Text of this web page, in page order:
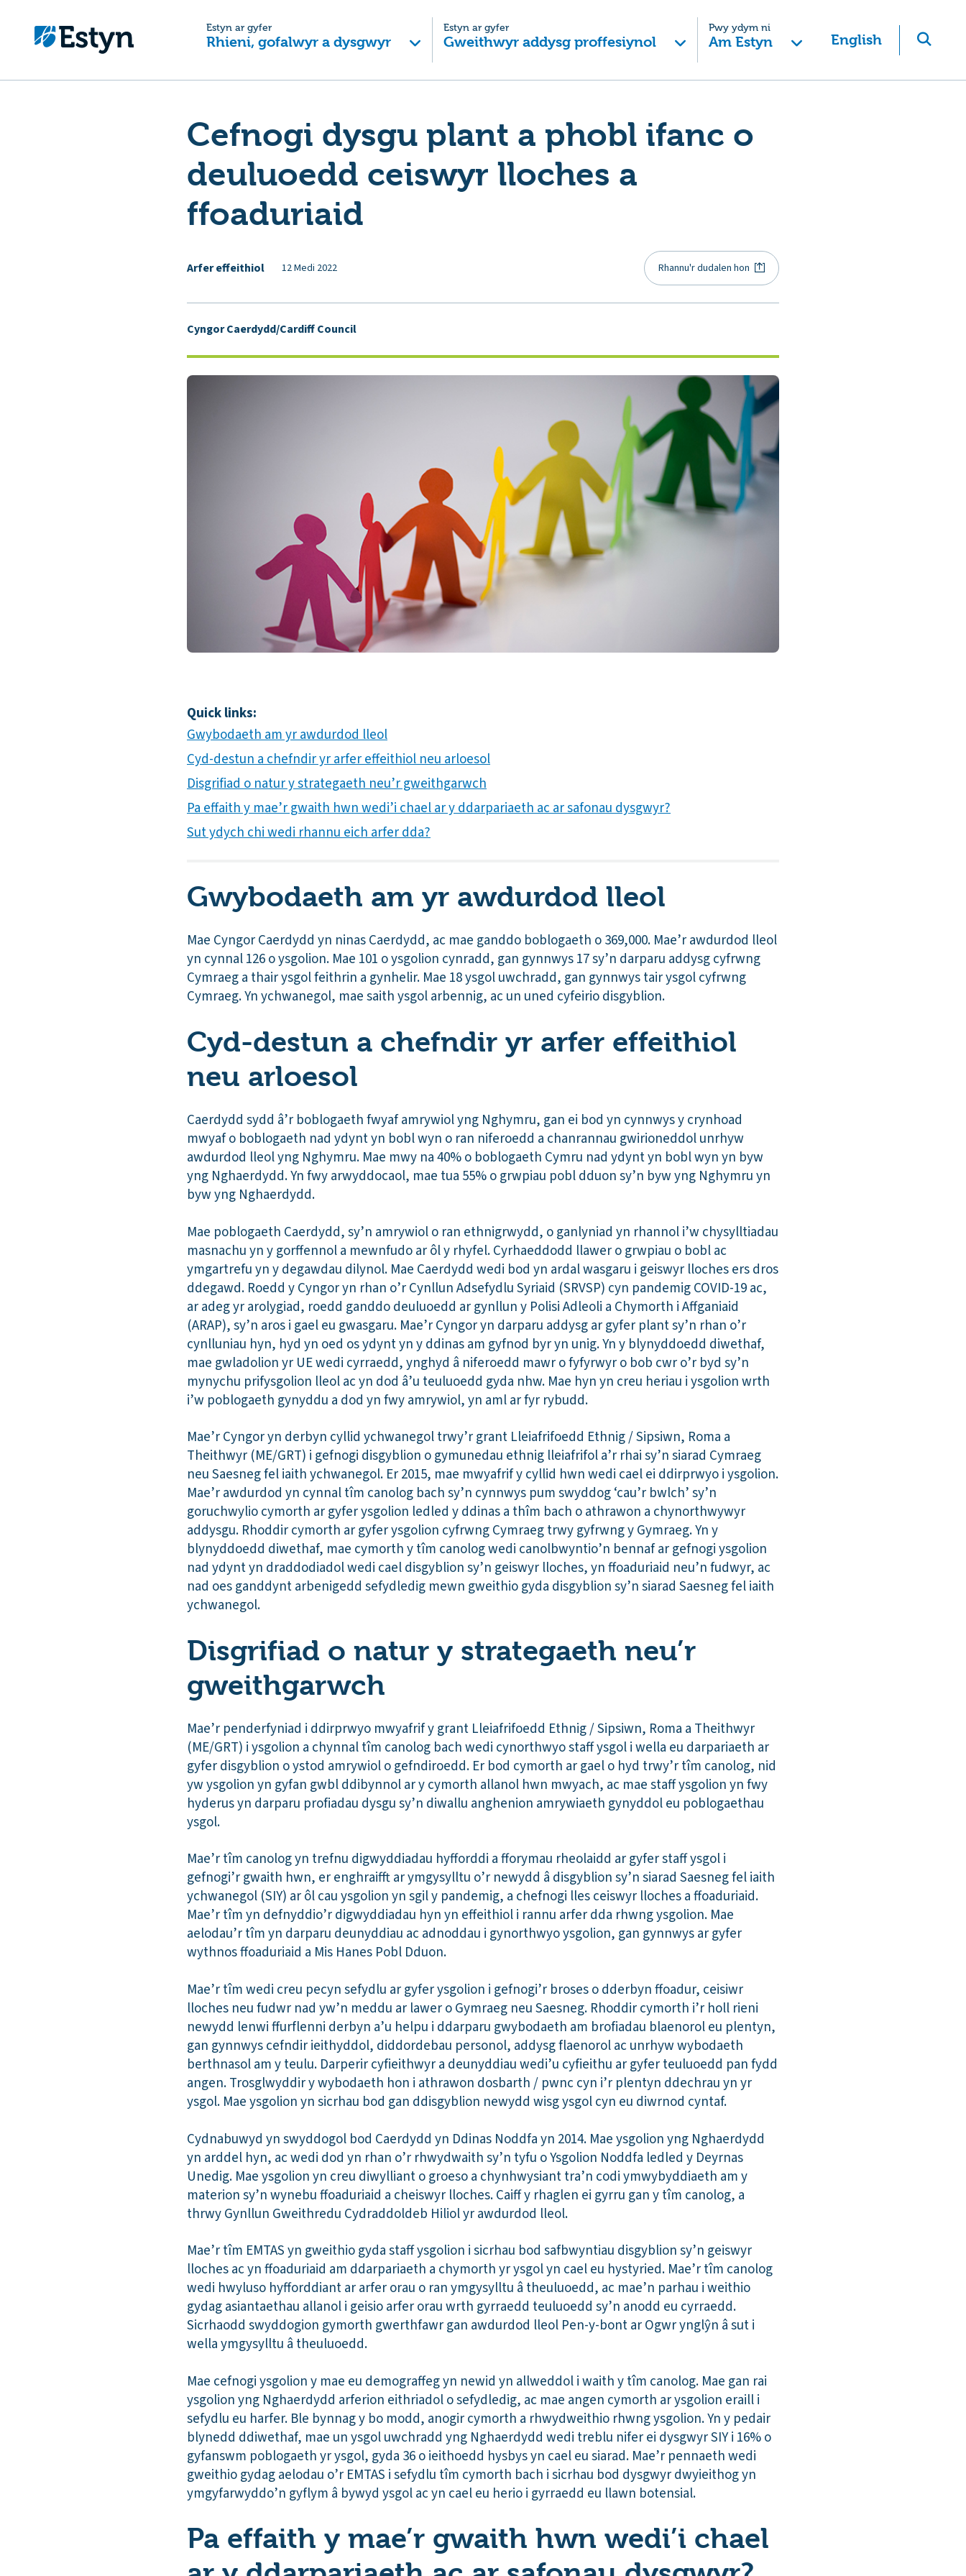
Estyn ar gyfer
Rhieni, gofalwyr a dysgwyr
Estyn ar gyfer
Gweithwyr addysg proffesiynol
Pwy ydym ni
Am Estyn English
Cefnogi dysgu plant a phobl ifanc o
deuluoedd ceiswyr lloches a
ffoaduriaid
Arfer effeithiol 12 Medi 2022 Rhannu'r dudalen hon
Cyngor Caerdydd/Cardiff Council
Quick links:
Gwybodaeth am yr awdurdod lleol
Cyd-destun a chefndir yr arfer effeithiol neu arloesol
Disgrifiad o natur y strategaeth neu’r gweithgarwch
Pa effaith y mae’r gwaith hwn wedi’i chael ar y ddarpariaeth ac ar safonau dysgwyr?
Sut ydych chi wedi rhannu eich arfer dda?
Gwybodaeth am yr awdurdod lleol
Mae Cyngor Caerdydd yn ninas Caerdydd, ac mae ganddo boblogaeth o 369,000. Mae’r awdurdod lleol
yn cynnal 126 o ysgolion. Mae 101 o ysgolion cynradd, gan gynnwys 17 sy’n darparu addysg cyfrwng
Cymraeg a thair ysgol feithrin a gynhelir. Mae 18 ysgol uwchradd, gan gynnwys tair ysgol cyfrwng
Cymraeg. Yn ychwanegol, mae saith ysgol arbennig, ac un uned cyfeirio disgyblion.
Cyd-destun a chefndir yr arfer effeithiol
neu arloesol
Caerdydd sydd â’r boblogaeth fwyaf amrywiol yng Nghymru, gan ei bod yn cynnwys y crynhoad
mwyaf o boblogaeth nad ydynt yn bobl wyn o ran niferoedd a chanrannau gwirioneddol unrhyw
awdurdod lleol yng Nghymru. Mae mwy na 40% o boblogaeth Cymru nad ydynt yn bobl wyn yn byw
yng Nghaerdydd. Yn fwy arwyddocaol, mae tua 55% o grwpiau pobl dduon sy’n byw yng Nghymru yn
byw yng Nghaerdydd.
Mae poblogaeth Caerdydd, sy’n amrywiol o ran ethnigrwydd, o ganlyniad yn rhannol i’w chysylltiadau
masnachu yn y gorffennol a mewnfudo ar ôl y rhyfel. Cyrhaeddodd llawer o grwpiau o bobl ac
ymgartrefu yn y degawdau dilynol. Mae Caerdydd wedi bod yn ardal wasgaru i geiswyr lloches ers dros
ddegawd. Roedd y Cyngor yn rhan o’r Cynllun Adsefydlu Syriaid (SRVSP) cyn pandemig COVID-19 ac,
ar adeg yr arolygiad, roedd ganddo deuluoedd ar gynllun y Polisi Adleoli a Chymorth i Affganiaid
(ARAP), sy’n aros i gael eu gwasgaru. Mae’r Cyngor yn darparu addysg ar gyfer plant sy’n rhan o’r
cynlluniau hyn, hyd yn oed os ydynt yn y ddinas am gyfnod byr yn unig. Yn y blynyddoedd diwethaf,
mae gwladolion yr UE wedi cyrraedd, ynghyd â niferoedd mawr o fyfyrwyr o bob cwr o’r byd sy’n
mynychu prifysgolion lleol ac yn dod â’u teuluoedd gyda nhw. Mae hyn yn creu heriau i ysgolion wrth
i’w poblogaeth gynyddu a dod yn fwy amrywiol, yn aml ar fyr rybudd.
Mae’r Cyngor yn derbyn cyllid ychwanegol trwy’r grant Lleiafrifoedd Ethnig / Sipsiwn, Roma a
Theithwyr (ME/GRT) i gefnogi disgyblion o gymunedau ethnig lleiafrifol a’r rhai sy’n siarad Cymraeg
neu Saesneg fel iaith ychwanegol. Er 2015, mae mwyafrif y cyllid hwn wedi cael ei ddirprwyo i ysgolion.
Mae’r awdurdod yn cynnal tîm canolog bach sy’n cynnwys pum swyddog ‘cau’r bwlch’ sy’n
goruchwylio cymorth ar gyfer ysgolion ledled y ddinas a thîm bach o athrawon a chynorthwywyr
addysgu. Rhoddir cymorth ar gyfer ysgolion cyfrwng Cymraeg trwy gyfrwng y Gymraeg. Yn y
blynyddoedd diwethaf, mae cymorth y tîm canolog wedi canolbwyntio’n bennaf ar gefnogi ysgolion
nad ydynt yn draddodiadol wedi cael disgyblion sy’n geiswyr lloches, yn ffoaduriaid neu’n fudwyr, ac
nad oes ganddynt arbenigedd sefydledig mewn gweithio gyda disgyblion sy’n siarad Saesneg fel iaith
ychwanegol.
Disgrifiad o natur y strategaeth neu’r
gweithgarwch
Mae’r penderfyniad i ddirprwyo mwyafrif y grant Lleiafrifoedd Ethnig / Sipsiwn, Roma a Theithwyr
(ME/GRT) i ysgolion a chynnal tîm canolog bach wedi cynorthwyo staff ysgol i wella eu darpariaeth ar
gyfer disgyblion o ystod amrywiol o gefndiroedd. Er bod cymorth ar gael o hyd trwy’r tîm canolog, nid
yw ysgolion yn gyfan gwbl ddibynnol ar y cymorth allanol hwn mwyach, ac mae staff ysgolion yn fwy
hyderus yn darparu profiadau dysgu sy’n diwallu anghenion amrywiaeth gynyddol eu poblogaethau
ysgol.
Mae’r tîm canolog yn trefnu digwyddiadau hyfforddi a fforymau rheolaidd ar gyfer staff ysgol i
gefnogi’r gwaith hwn, er enghraifft ar ymgysylltu o’r newydd â disgyblion sy’n siarad Saesneg fel iaith
ychwanegol (SIY) ar ôl cau ysgolion yn sgil y pandemig, a chefnogi lles ceiswyr lloches a ffoaduriaid.
Mae’r tîm yn defnyddio’r digwyddiadau hyn yn effeithiol i rannu arfer dda rhwng ysgolion. Mae
aelodau’r tîm yn darparu deunyddiau ac adnoddau i gynorthwyo ysgolion, gan gynnwys ar gyfer
wythnos ffoaduriaid a Mis Hanes Pobl Dduon.
Mae’r tîm wedi creu pecyn sefydlu ar gyfer ysgolion i gefnogi’r broses o dderbyn ffoadur, ceisiwr
lloches neu fudwr nad yw’n meddu ar lawer o Gymraeg neu Saesneg. Rhoddir cymorth i’r holl rieni
newydd lenwi ffurflenni derbyn a’u helpu i ddarparu gwybodaeth am brofiadau blaenorol eu plentyn,
gan gynnwys cefndir ieithyddol, diddordebau personol, addysg flaenorol ac unrhyw wybodaeth
berthnasol am y teulu. Darperir cyfieithwyr a deunyddiau wedi’u cyfieithu ar gyfer teuluoedd pan fydd
angen. Trosglwyddir y wybodaeth hon i athrawon dosbarth / pwnc cyn i’r plentyn ddechrau yn yr
ysgol. Mae ysgolion yn sicrhau bod gan ddisgyblion newydd wisg ysgol cyn eu diwrnod cyntaf.
Cydnabuwyd yn swyddogol bod Caerdydd yn Ddinas Noddfa yn 2014. Mae ysgolion yng Nghaerdydd
yn arddel hyn, ac wedi dod yn rhan o’r rhwydwaith sy’n tyfu o Ysgolion Noddfa ledled y Deyrnas
Unedig. Mae ysgolion yn creu diwylliant o groeso a chynhwysiant tra’n codi ymwybyddiaeth am y
materion sy’n wynebu ffoaduriaid a cheiswyr lloches. Caiff y rhaglen ei gyrru gan y tîm canolog, a
thrwy Gynllun Gweithredu Cydraddoldeb Hiliol yr awdurdod lleol.
Mae’r tîm EMTAS yn gweithio gyda staff ysgolion i sicrhau bod safbwyntiau disgyblion sy’n geiswyr
lloches ac yn ffoaduriaid am ddarpariaeth a chymorth yr ysgol yn cael eu hystyried. Mae’r tîm canolog
wedi hwyluso hyfforddiant ar arfer orau o ran ymgysylltu â theuluoedd, ac mae’n parhau i weithio
gydag asiantaethau allanol i geisio arfer orau wrth gyrraedd teuluoedd sy’n anodd eu cyrraedd.
Sicrhaodd swyddogion gymorth gwerthfawr gan awdurdod lleol Pen-y-bont ar Ogwr ynglŷn â sut i
wella ymgysylltu â theuluoedd.
Mae cefnogi ysgolion y mae eu demograffeg yn newid yn allweddol i waith y tîm canolog. Mae gan rai
ysgolion yng Nghaerdydd arferion eithriadol o sefydledig, ac mae angen cymorth ar ysgolion eraill i
sefydlu eu harfer. Ble bynnag y bo modd, anogir cymorth a rhwydweithio rhwng ysgolion. Yn y pedair
blynedd ddiwethaf, mae un ysgol uwchradd yng Nghaerdydd wedi treblu nifer ei dysgwyr SIY i 16% o
gyfanswm poblogaeth yr ysgol, gyda 36 o ieithoedd hysbys yn cael eu siarad. Mae’r pennaeth wedi
gweithio gydag aelodau o’r EMTAS i sefydlu tîm cymorth bach i sicrhau bod dysgwyr dwyieithog yn
ymgyfarwyddo’n gyflym â bywyd ysgol ac yn cael eu herio i gyrraedd eu llawn botensial.
Pa effaith y mae’r gwaith hwn wedi’i chael